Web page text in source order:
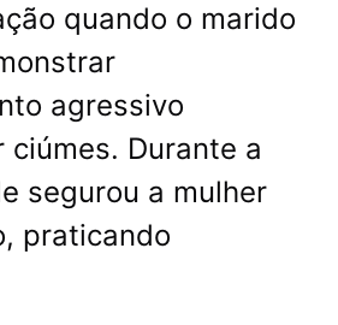
quando o marido
agressivo
ciúmes. Durante a
segurou a mulher
praticando